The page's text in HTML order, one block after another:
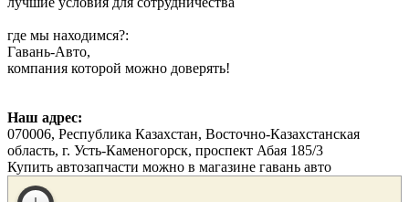
где мы находимся?:
Гавань-Авто,
компания которой можно доверять!
Наш адрес:
070006, Республика Казахстан, Восточно-Казахстанская
область, г. Усть-Каменогорск, проспект Абая 185/3
Купить автозапчасти можно в магазине гавань авто